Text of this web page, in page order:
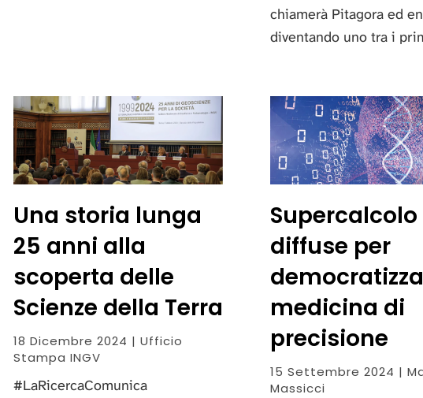
chiamerà Pitagora ed
diventando uno tra i
Una storia lunga
25 anni alla
scoperta delle
Scienze della Terra
18 Dicembre 2024 | Ufficio
Stampa INGV
#LaRicercaComunica
Supercalcolo
diffuse per
medicina di
precisione
15 Settembre 2024 |
Massicci